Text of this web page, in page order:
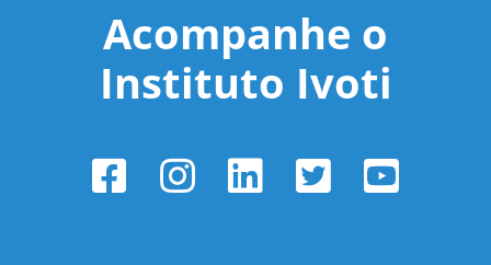
Acompanhe o
Instituto Ivoti